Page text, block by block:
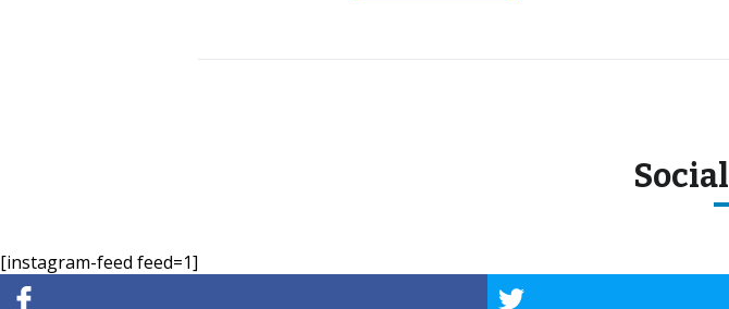
[instagram-feed feed=1]